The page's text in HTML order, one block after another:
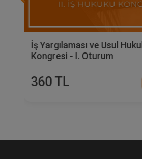
İş Yargılaması ve Usul
Kongresi - I. Oturum
360 TL